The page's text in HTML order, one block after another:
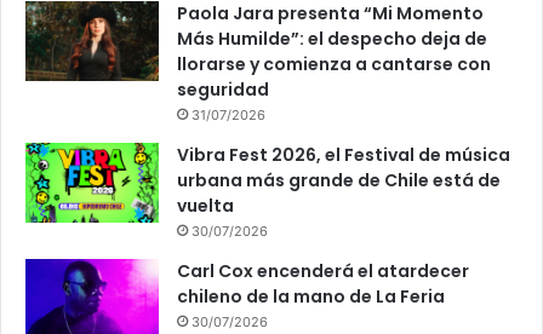
Paola Jara presenta “Mi Momento
Más Humilde”: el despecho deja de
llorarse y comienza a cantarse con
seguridad
31/07/2026
Vibra Fest 2026, el Festival de música
urbana más grande de Chile está de
vuelta
30/07/2026
Carl Cox encenderá el atardecer
chileno de la mano de La Feria
30/07/2026